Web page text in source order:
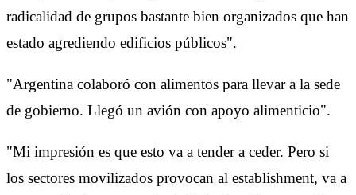
radicalidad de grupos bastante bien organizados que han
estado agrediendo edificios públicos".
"Argentina colaboró con alimentos para llevar a la sede
de gobierno. Llegó un avión con apoyo alimenticio".
"Mi impresión es que esto va a tender a ceder. Pero si
los sectores movilizados provocan al establishment, va a